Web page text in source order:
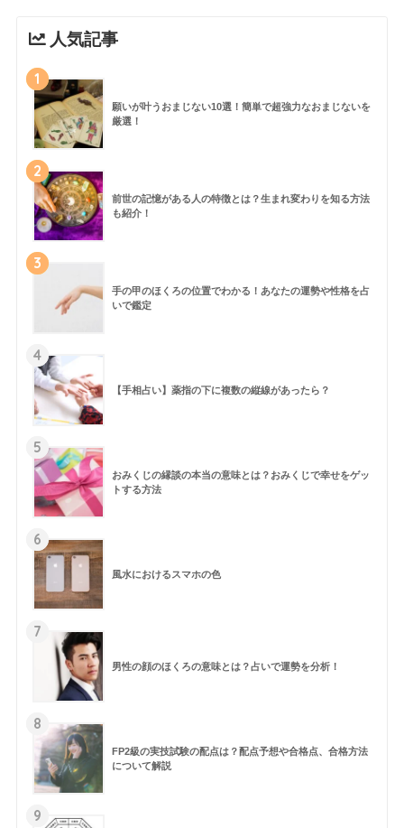
人気記事
1
願いが叶うおまじない10選！簡単で超強力なおまじないを
厳選！
2
前世の記憶がある人の特徴とは？生まれ変わりを知る方法
も紹介！
3
手の甲のほくろの位置でわかる！あなたの運勢や性格を占
いで鑑定
4
【手相占い】薬指の下に複数の縦線があったら？
5
おみくじの縁談の本当の意味とは？おみくじで幸せをゲッ
トする方法
6
風水におけるスマホの色
7
男性の顔のほくろの意味とは？占いで運勢を分析！
8
FP2級の実技試験の配点は？配点予想や合格点、合格方法
について解説
9